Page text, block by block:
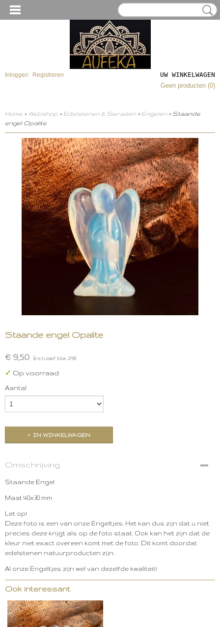
Inloggen Registreren
UW WINKELWAGEN
Geen producten (0)
Home > Webshop > Edelstenen & Sieraden > Engelen > Staande
engel Opalite
Staande engel Opalite
€ 9,50 (inclusief btw 21%)
✓ Op voorraad
Aantal
IN WINKELWAGEN
Omschrijving
Staande Engel
Maat 40x30 mm
Let op!
Deze foto is een van onze Engeltjes. Het kan dus zijn dat u niet
precies deze krijgt als op de foto staat. Ook kan het zijn dat de
kleur niet exact overeen komt met de foto. Dit komt doordat
edelstenen natuurproducten zijn.
Al onze Engeltjes zijn wel van dezelfde kwaliteit!
Ook interessant